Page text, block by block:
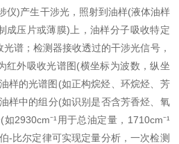
仪)产生干涉光，照射到油样(液体油样
成压片或薄膜)上，油样分子吸收特定
谱；检测器接收透过的干涉光信号，
红外吸收光谱图(横坐标为波数，纵坐
样的光谱图(如正构烷烃、环烷烃、芳
样中的组分(如识别是否含芳香烃、氧
2930cm⁻¹用于总油定量，1710cm⁻¹
-比尔定律可实现定量分析，一次检测